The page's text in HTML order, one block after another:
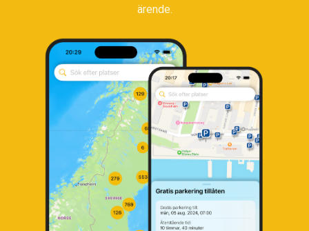
ärende.